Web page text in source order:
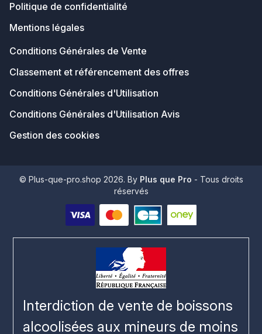
Politique de confidentialité
Mentions légales
Conditions Générales de Vente
Classement et référencement des offres
Conditions Générales d'Utilisation
Conditions Générales d'Utilisation Avis
Gestion des cookies
© Plus-que-pro.shop 2026. By Plus que Pro - Tous droits
réservés
Interdiction de vente de boissons
alcoolisées aux mineurs de moins